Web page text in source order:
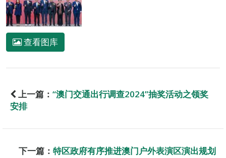
查看图库
上一篇： “澳门交通出行调查2024”抽奖活动之领奖
安排
下一篇： 特区政府有序推进澳门户外表演区演出规划